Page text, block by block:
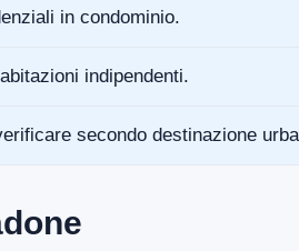
in condominio.
indipendenti.
secondo destinazione